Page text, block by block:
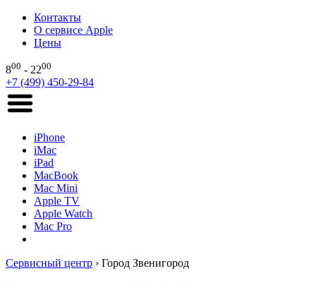
Контакты
О сервисе Apple
Цены
800 - 2200
+7 (499) 450-29-84
iPhone
iMac
iPad
MacBook
Mac Mini
Apple TV
Apple Watch
Mac Pro
Сервисный центр › Город Звенигород